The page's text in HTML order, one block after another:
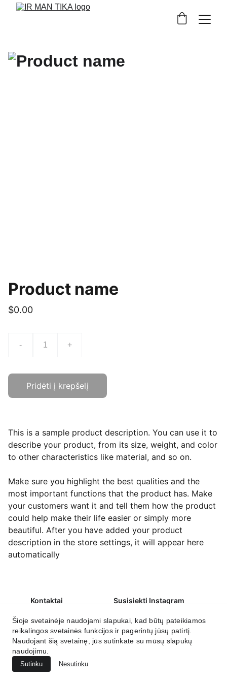
Product name
$0.00
- +
Pridėti į krepšelį
This is a sample product description. You can use it to
describe your product, from its size, weight, and color
to other characteristics like material, and so on.
Make sure you highlight the best qualities and the
most important functions that the product has. Make
your customers want it and tell them how the product
could help make their life easier or simply more
beautiful. After you have added your product
description in the store settings, it will appear here
automatically
Kontaktai
Susisiekti Instagram
Susikurkite savo namų jaukumą.
Privatumo politika
Grąžinimo politika
Šioje svetainėje naudojami slapukai, kad būtų pateikiamos
reikalingos svetainės funkcijos ir pagerintų jūsų patirtį.
Naudojant šią svetainę, jūs sutinkate su mūsų slapukų
naudojimu.
Sutinku Nesutinku